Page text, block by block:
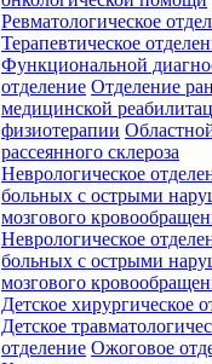
Ревматологическое
Терапевтическое
Функциональной
отделение Отделение
медицинской
физиотерапии
рассеянного склероза
Неврологическое
больных с острыми
мозгового
Неврологическое
больных с острыми
мозгового
Детское хирургическое
Детское
отделение Ожоговое